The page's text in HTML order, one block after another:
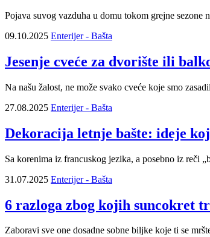
Pojava suvog vazduha u domu tokom grejne sezone
09.10.2025 Enterijer - Bašta
Jesenje cveće za dvorište ili
Na našu žalost, ne može svako cveće koje smo
27.08.2025 Enterijer - Bašta
Dekoracija letnje bašte: ideje
Sa korenima iz francuskog jezika, a posebno iz reči
31.07.2025 Enterijer - Bašta
6 razloga zbog kojih suncokret
Zaboravi sve one dosadne sobne biljke koje ti se